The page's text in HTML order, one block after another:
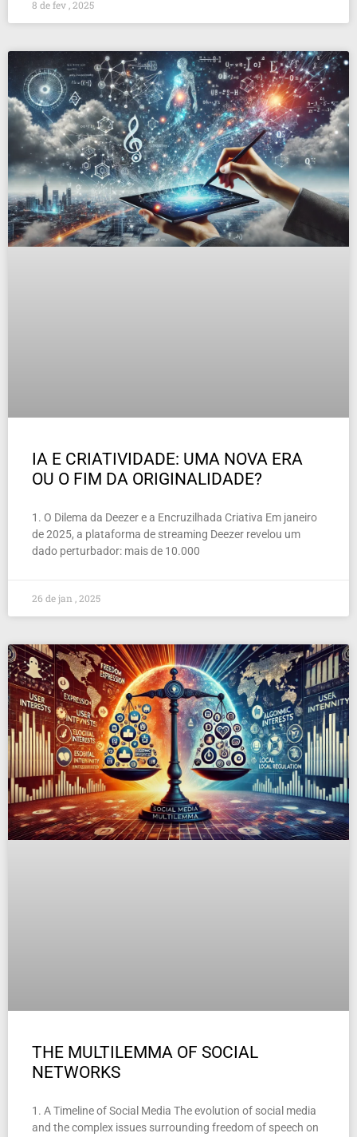
8 de fev , 2025
IA E CRIATIVIDADE: UMA NOVA ERA
OU O FIM DA ORIGINALIDADE?
1. O Dilema da Deezer e a Encruzilhada Criativa Em janeiro
de 2025, a plataforma de streaming Deezer revelou um
dado perturbador: mais de 10.000
26 de jan , 2025
THE MULTILEMMA OF SOCIAL
NETWORKS
1. A Timeline of Social Media The evolution of social media
and the complex issues surrounding freedom of speech on